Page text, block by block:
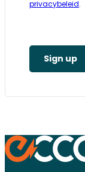
privacybeleid.
Sign up